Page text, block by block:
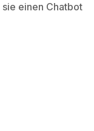
einen Chatbot